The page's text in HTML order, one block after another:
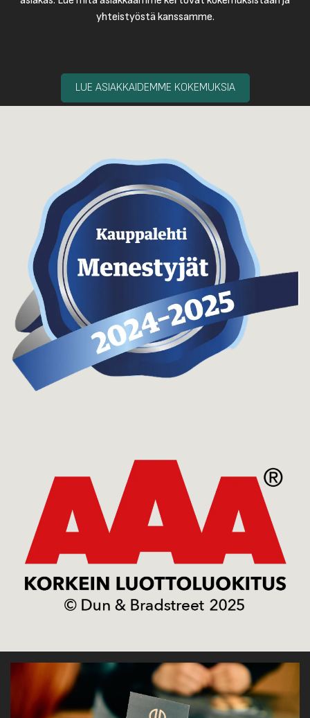
yhteistyöstä kanssamme.
LUE ASIAKKAIDEMME KOKEMUKSIA